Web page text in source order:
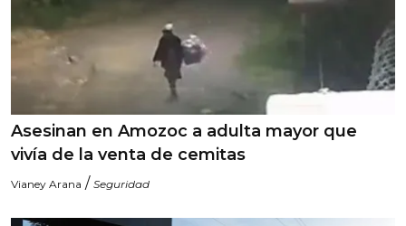
Asesinan en Amozoc a adulta mayor que
vivía de la venta de cemitas
Vianey Arana / Seguridad